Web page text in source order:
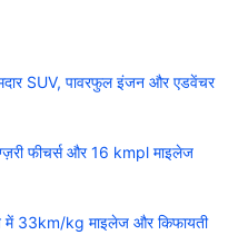
SUV, पावरफुल इंजन और एडवेंचर
फीचर्स और 16 kmpl माइलेज
33km/kg माइलेज और किफायती